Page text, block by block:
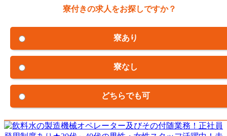
寮付きの求人をお探しですか？
寮あり
寮なし
どちらでも可